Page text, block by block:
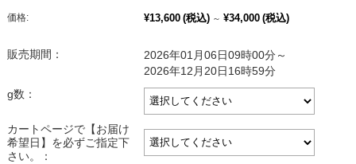
価格: ¥13,600 (税込) ～ ¥34,000 (税込)
販売期間：
2026年01月06日09時00分～
2026年12月20日16時59分
g数：
カートページで【お届け
希望日】を必ずご指定下
さい。：